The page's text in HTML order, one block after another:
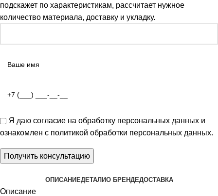
подскажет по характеристикам, рассчитает нужное
количество материала, доставку и укладку.
Я даю согласие на обработку персональных данных и
ознакомлен с политикой обработки персональных данных.
ОПИСАНИЕДЕТАЛИО БРЕНДЕДОСТАВКА
Описание